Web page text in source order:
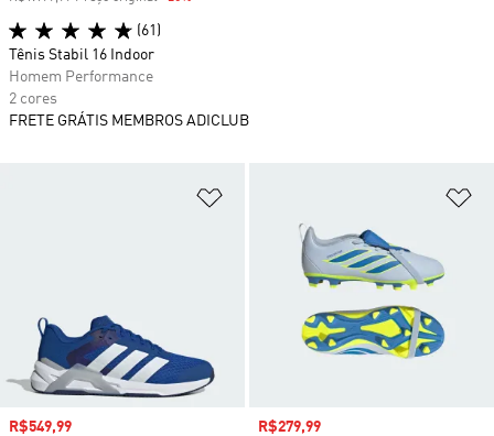
Preço com desconto
R$549,99 Preço com desconto
R$279,99
(61)
Tênis Stabil 16 Indoor
Homem Performance
2 cores
FRETE GRÁTIS MEMBROS ADICLUB